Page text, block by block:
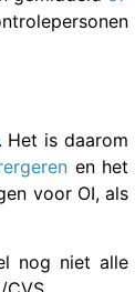
Het is daarom
en het
voor OI, als
nog niet alle